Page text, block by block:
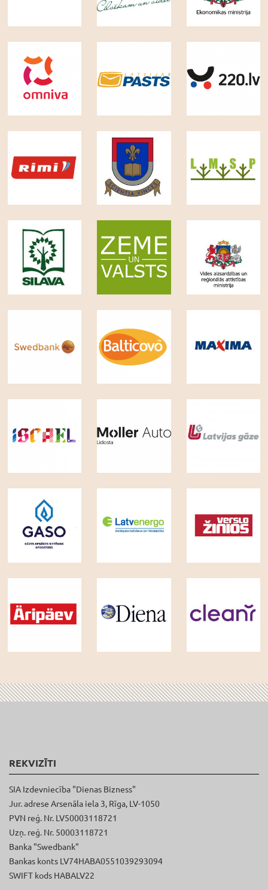
REKVIZĪTI
SIA Izdevniecība "Dienas Bizness"
Jur. adrese Arsenāla iela 3, Rīga, LV-1050
PVN reģ. Nr. LV50003118721
Uzņ. reģ. Nr. 50003118721
Banka "Swedbank"
Bankas konts LV74HABA0551039293094
SWIFT kods HABALV22